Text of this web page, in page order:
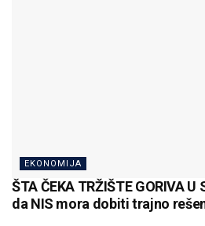
EKONOMIJA
ŠTA ČEKA TRŽIŠTE GORIVA
da NIS mora dobiti trajno